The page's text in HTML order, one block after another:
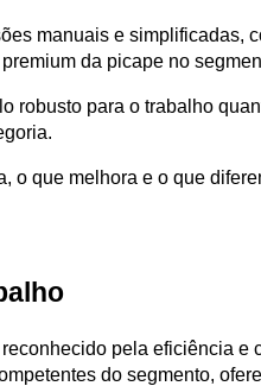
manuais e simplificadas,
da picape no
robusto para o trabalho
o que melhora e o que
pela eficiência
do segmento,